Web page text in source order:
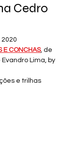
Cedro
2020
E CONCHAS, de
Lima, by
e trilhas